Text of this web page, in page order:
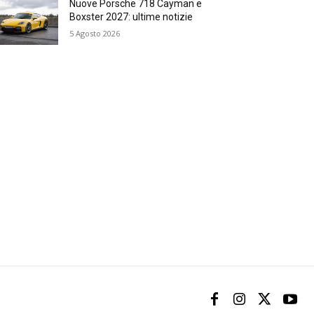
Nuove Porsche 718 Cayman e
Boxster 2027: ultime notizie
5 Agosto 2026